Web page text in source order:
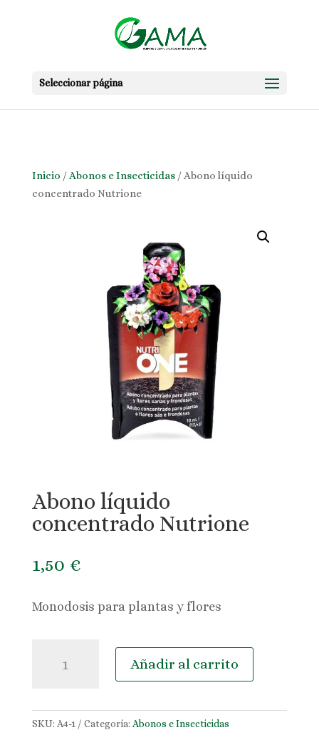
Seleccionar página
Inicio /Abonos e Insecticidas/ Abono líquido
concentrado Nutrione
Abono líquido
concentrado Nutrione
1,50 €
Monodosis para plantas y flores
líquido
cantidad
Añadir al carrito
SKU: A4-1 Categoría: Abonos e Insecticidas